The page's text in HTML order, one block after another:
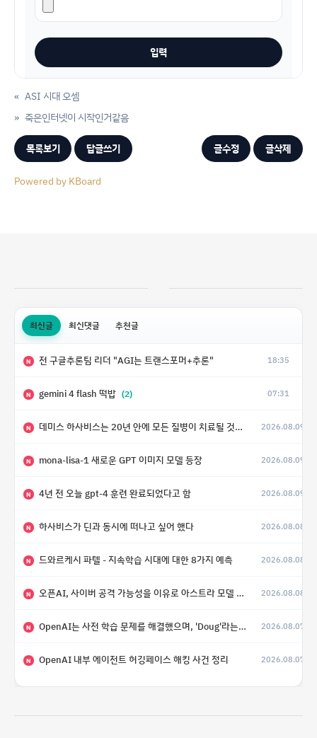
« ASI 시대 오셈
죽은인터넷이 시작인거같음
»
목록보기 답글쓰기 글수정 글삭제
Powered by KBoard
최신글 최신댓글 추천글
N 전 구글추론팀 리더 "AGI는 트랜스포머+추론" 18:35
N gemini 4 flash 떡밥 (2) 07:31
N 데미스 하사비스는 20년 안에 모든 질병이 치료될 것으로 예상한다. (4)
2026.08.09
N mona-lisa-1 새로운 GPT 이미지 모델 등장 2026.08.09
N 4년 전 오늘 gpt-4 훈련 완료되었다고 함 2026.08.09
N 하사비스가 딘과 동시에 떠나고 싶어 했다 2026.08.08
N 드와르케시 파텔 - 지속학습 시대에 대한 8가지 예측 2026.08.08
N 오픈AI, 사이버 공격 가능성을 이유로 아스트라 모델 출시 연기 2026.08.08
N OpenAI는 사전 학습 문제를 해결했으며, 'Doug'라는 코드명을 가진 훨씬 더 큰 모델을 활발히 개발 중 2026.08.07
N OpenAI 내부 에이전트 허깅페이스 해킹 사건 정리 2026.08.07